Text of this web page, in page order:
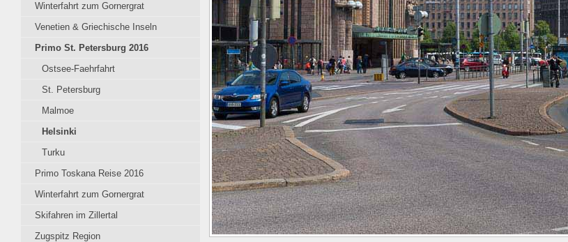
Winterfahrt zum Gornergrat
Venetien & Griechische Inseln
Primo St. Petersburg 2016
Ostsee-Faehrfahrt
St. Petersburg
Malmoe
Helsinki
Turku
Primo Toskana Reise 2016
Winterfahrt zum Gornergrat
Skifahren im Zillertal
Zugspitz Region